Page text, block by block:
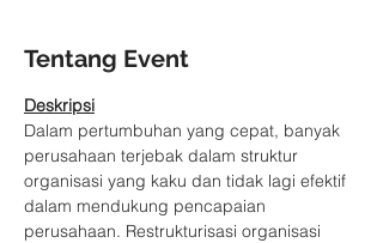
Tentang Event
Deskripsi
Dalam pertumbuhan yang cepat, banyak
perusahaan terjebak dalam struktur
organisasi yang kaku dan tidak lagi efektif
dalam mendukung pencapaian
perusahaan. Restrukturisasi organisasi